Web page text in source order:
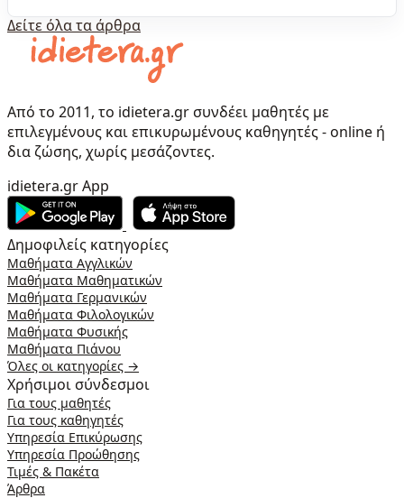
Δείτε όλα τα άρθρα
Από το 2011, το idietera.gr συνδέει μαθητές με
επιλεγμένους και επικυρωμένους καθηγητές - online ή
δια ζώσης, χωρίς μεσάζοντες.
idietera.gr App
Δημοφιλείς κατηγορίες
Μαθήματα Αγγλικών
Μαθήματα Μαθηματικών
Μαθήματα Γερμανικών
Μαθήματα Φιλολογικών
Μαθήματα Φυσικής
Μαθήματα Πιάνου
Όλες οι κατηγορίες →
Χρήσιμοι σύνδεσμοι
Για τους μαθητές
Για τους καθηγητές
Υπηρεσία Επικύρωσης
Υπηρεσία Προώθησης
Τιμές & Πακέτα
Άρθρα